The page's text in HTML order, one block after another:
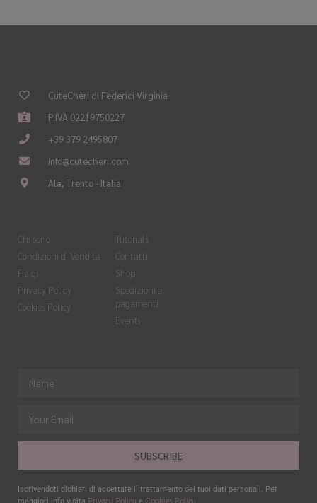
CuteChèri di Federici Virginia
P.IVA 02219750227
+39 379 2495807
info@cutecheri.com
Ala, Trento - Italia
Chi sono
Condizioni di Vendita
F.a.q.
Privacy Policy
Cookies Policy
Tutorials
Contatti
Shop
Spedizioni e
pagamenti
Eventi
SUBSCRIBE
Iscrivendoti dichiari di accettare il trattamento dei tuoi dati personali. Per
maggiori info visita Privacy Policy e Cookies Policy